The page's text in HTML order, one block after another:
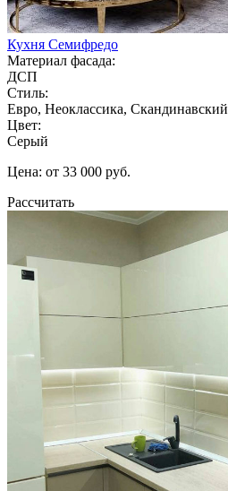
Кухня Семифредо
Материал фасада:
ДСП
Стиль:
Евро, Неоклассика, Скандинавский
Цвет:
Серый
Цена: от 33 000 руб.
Рассчитать